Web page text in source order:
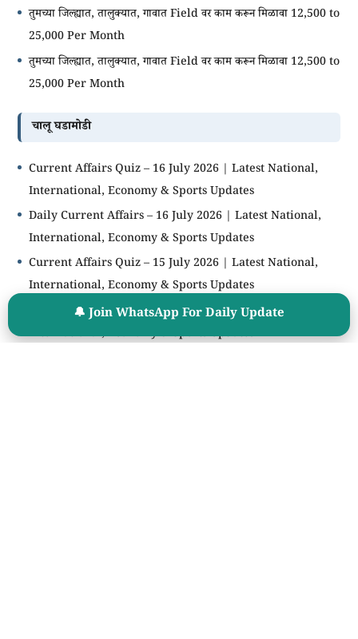
🔔 Join WhatsApp For Daily Update
तुमच्या जिल्ह्यात, तालुक्यात, गावात Field वर काम करून मिळावा 12,500 to
25,000 Per Month
तुमच्या जिल्ह्यात, तालुक्यात, गावात Field वर काम करून मिळावा 12,500 to
25,000 Per Month
चालू घडामोडी
Current Affairs Quiz – 16 July 2026 | Latest National,
International, Economy & Sports Updates
Daily Current Affairs – 16 July 2026 | Latest National,
International, Economy & Sports Updates
Current Affairs Quiz – 15 July 2026 | Latest National,
International, Economy & Sports Updates
Daily Current Affairs – 15 July 2026 | Latest National,
International, Economy & Sports Updates